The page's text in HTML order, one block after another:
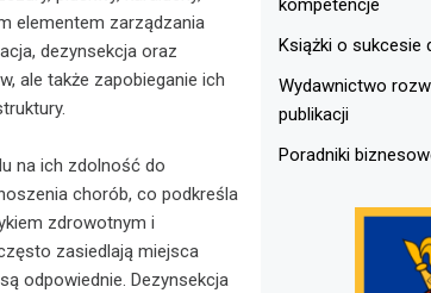
elementem zarządzania
dezynsekcja oraz
ale także zapobieganie ich
na ich zdolność do
chorób, co podkreśla
zdrowotnym i
zasiedlają miejsca
odpowiednie. Dezynsekcja
Książki o sukcesie
Wydawnictwo
publikacji
Poradniki